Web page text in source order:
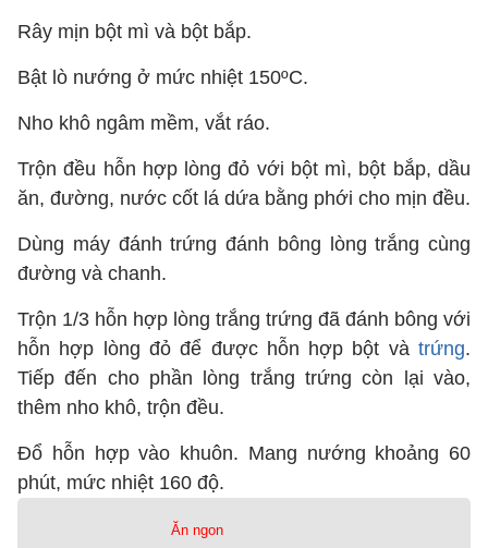
Rây mịn bột mì và bột bắp.
Bật lò nướng ở mức nhiệt 150ºC.
Nho khô ngâm mềm, vắt ráo.
Trộn đều hỗn hợp lòng đỏ với bột mì, bột bắp, dầu
ăn, đường, nước cốt lá dứa bằng phới cho mịn đều.
Dùng máy đánh trứng đánh bông lòng trắng cùng
đường và chanh.
Trộn 1/3 hỗn hợp lòng trắng trứng đã đánh bông với
hỗn hợp lòng đỏ để được hỗn hợp bột vàtrứng.
Tiếp đến cho phần lòng trắng trứng còn lại vào,
thêm nho khô, trộn đều.
Đổ hỗn hợp vào khuôn. Mang nướng khoảng 60
phút, mức nhiệt 160 độ.
Ăn ngon